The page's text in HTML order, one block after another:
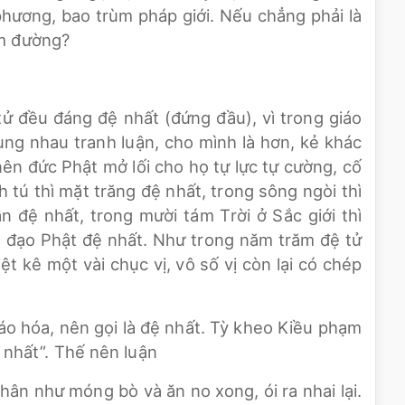
bao trùm pháp giới. Nếu chẳng phải là
đường?
đều đáng đệ nhất (đứng đầu), vì trong giáo
nhau tranh luận, cho mình là hơn, kẻ khác
đức Phật mở lối cho họ tự lực tự cường, cố
tú thì mặt trăng đệ nhất, trong sông ngòi thì
đệ nhất, trong mười tám Trời ở Sắc giới thì
Phật đệ nhất. Như trong năm trăm đệ tử
kê một vài chục vị, vô số vị còn lại có chép
hóa, nên gọi là đệ nhất. Tỳ kheo Kiều phạm
Thế nên luận
như móng bò và ăn no xong, ói ra nhai lại.